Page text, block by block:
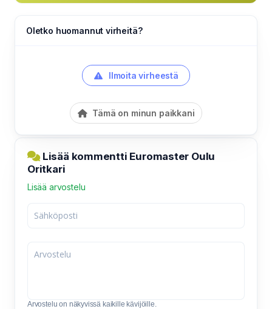
Oletko huomannut virheitä?
Ilmoita virheestä
Tämä on minun paikkani
Lisää kommentti Euromaster Oulu
Oritkari
Lisää arvostelu
Arvostelu on näkyvissä kaikille kävijöille.